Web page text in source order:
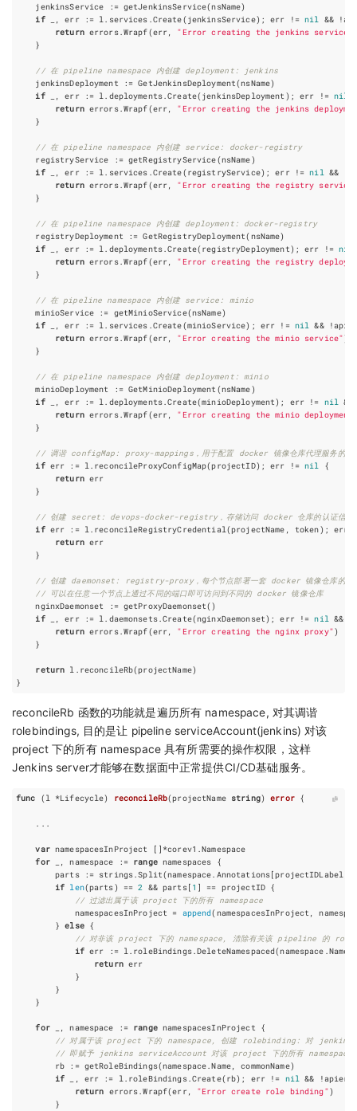
jenkinsService
:= getJenkinsService(nsName)
if
, err := l. services .Create(jenkinsService); err != nil && !
return errors.Wrapf(err , "Error creating the jenkins service"
}
// 在 pipeline namespace 内创建 deployment: jenkins
jenkinsDeployment
:= GetJenkinsDeployment(nsName)
if
, err := l. deployments.Create(jenkinsDeployment ); err != nil
return errors.Wrapf(err ,
"Error creating the jenkins
}
// 在 pipeline namespace 内创建 service: docker-registry
registryService
:= getRegistryService(nsName)
if
, err := l. services .Create(registryService); err != nil &&
return errors.Wrapf(err ,
"Error creating the registry
}
// 在 pipeline namespace 内创建 deployment: docker-registry
registryDeployment
:= GetRegistryDeployment(nsName)
if
, err := l. deployments.Create(registryDeployment); err != nil
return errors.Wrapf(err ,
"Error creating the registry
}
// 在 pipeline namespace 内创建 service: minio
minioService
:= getMinioService(nsName)
if
, err := l. services .Create(minioService); err != nil && !
return errors.Wrapf(err , "Error creating the minio service")
}
// 在 pipeline namespace 内创建 deployment: minio
minioDeployment
:= GetMinioDeployment (nsName)
if
, err := l. deployments.Create(minioDeployment); err != nil &&
return errors.Wrapf(err ,
"Error creating the minio
}
// 调谐 configMap: proxy-mappings，用于配置 docker 镜像仓库代理服务的端
if err := l. reconcileProxyConfigMap(projectID); err != nil
{
return err
}
// 创建 secret: devops-docker-registry，存储访问 docker 仓库的认证信息
if err := l. reconcileRegistryCredential(projectName , token); err
return err
}
// 创建 daemonset: registry-proxy，每个节点部署一套 docker 镜像仓库的
// 可以在任意一个节点上通过不同的端口即可访问到不同的 docker 镜像仓库
nginxDaemonset
:= getProxyDaemonset()
if
, err := l. daemonsets.Create(nginxDaemonset); err != nil &&
return errors.Wrapf(err , "Error creating the nginx proxy")
}
return l . reconcileRb(projectName)
}
reconcileRb 函数的功能就是遍历所有 namespace, 对其调谐
rolebindings, 目的是让 pipeline serviceAccount(jenkins) 对该
project 下的所有 namespace 具有所需要的操作权限，这样
Jenkins server才能够在数据面中正常提供CI/CD基础服务。
func (l *Lifecycle) reconcileRb(projectName string) error {
...
var namespacesInProject [] *corev1 .Namespace
for
, namespace := range namespaces
{
parts
:= strings.Split(namespace. Annotations [projectIDLabel
if len(parts) == 2 && parts[ 1 ] == projectID {
// 过滤出属于该 project 下的所有 namespace
namespacesInProject
= append(namespacesInProject ,
} else {
// 对非该 project 下的 namespace, 清除有关该 pipeline 的
if err := l. roleBindings.DeleteNamespaced(namespace .Name
return err
}
}
}
for , namespace := range namespacesInProject
{
// 对属于该 project 下的 namespace, 创建 rolebinding: 对 jenkins
// 即赋予 jenkins serviceAccount 对该 project 下的所有 namespace
rb
:= getRoleBindings(namespace.Name, commonName)
if
, err := l. roleBindings.Create(rb); err != nil && !
return errors.Wrapf(err , "Error create role binding")
}